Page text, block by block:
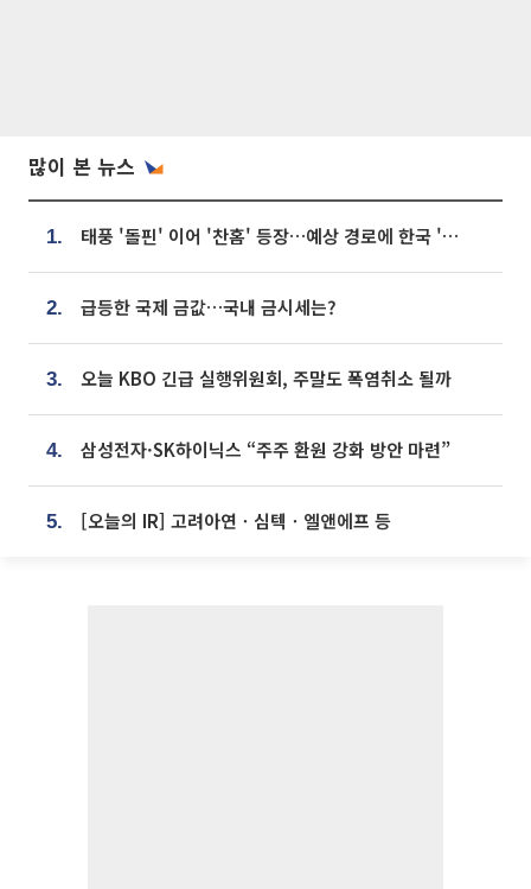
많이 본 뉴스
1. 태풍 '돌핀' 이어 '찬홈' 등장…예상 경로에 한국 '한숨'
2. 급등한 국제 금값…국내 금시세는?
3. 오늘 KBO 긴급 실행위원회, 주말도 폭염취소 될까
4. 삼성전자·SK하이닉스 “주주 환원 강화 방안 마련”
5. [오늘의 IR] 고려아연ㆍ심텍ㆍ엘앤에프 등